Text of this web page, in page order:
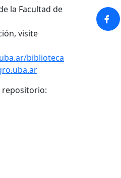
la Facultad de
visite
biblioteca
repositorio: